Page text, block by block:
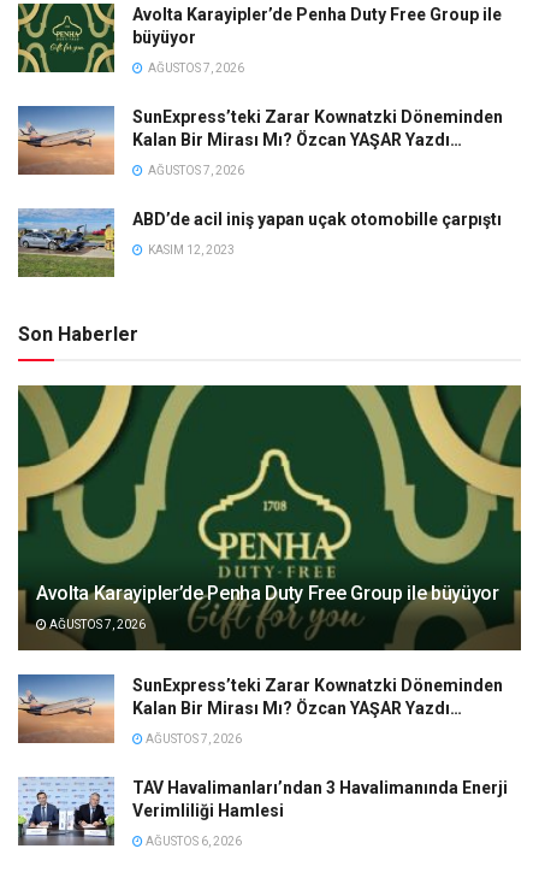
Avolta Karayipler’de Penha Duty Free Group ile
büyüyor
AĞUSTOS 7, 2026
SunExpress’teki Zarar Kownatzki Döneminden
Kalan Bir Mirası Mı? Özcan YAŞAR Yazdı…
AĞUSTOS 7, 2026
ABD’de acil iniş yapan uçak otomobille çarpıştı
KASIM 12, 2023
Son Haberler
Avolta Karayipler’de Penha Duty Free Group ile büyüyor
AĞUSTOS 7, 2026
SunExpress’teki Zarar Kownatzki Döneminden
Kalan Bir Mirası Mı? Özcan YAŞAR Yazdı…
AĞUSTOS 7, 2026
TAV Havalimanları’ndan 3 Havalimanında Enerji
Verimliliği Hamlesi
AĞUSTOS 6, 2026